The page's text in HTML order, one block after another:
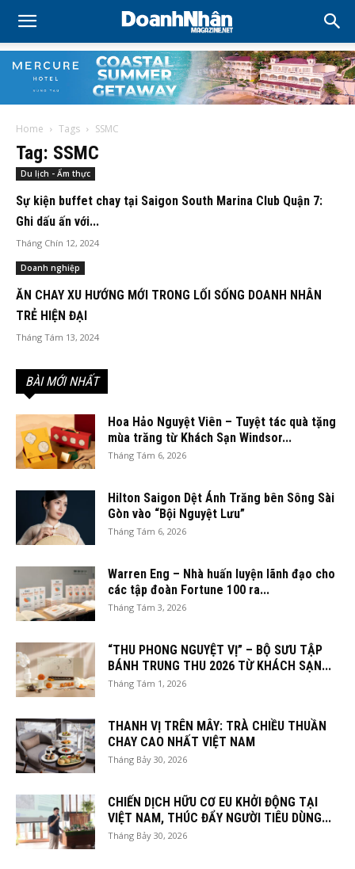
Home Tags SSMC
Tag: SSMC
Du lịch - Ẩm thực
Sự kiện buffet chay tại Saigon South Marina Club Quận 7:
Ghi dấu ấn với...
Tháng Chín 12, 2024
Doanh nghiệp
ĂN CHAY XU HƯỚNG MỚI TRONG LỐI SỐNG DOANH NHÂN
TRẺ HIỆN ĐẠI
Tháng Tám 13, 2024
BÀI MỚI NHẤT
Hoa Hảo Nguyệt Viên – Tuyệt tác quà tặng
mùa trăng từ Khách Sạn Windsor...
Tháng Tám 6, 2026
Hilton Saigon Dệt Ánh Trăng bên Sông Sài
Gòn vào “Bội Nguyệt Lưu”
Tháng Tám 6, 2026
Warren Eng – Nhà huấn luyện lãnh đạo cho
các tập đoàn Fortune 100 ra...
Tháng Tám 3, 2026
“THU PHONG NGUYỆT VỊ” – BỘ SƯU TẬP
BÁNH TRUNG THU 2026 TỪ KHÁCH SẠN...
Tháng Tám 1, 2026
THANH VỊ TRÊN MÂY: TRÀ CHIỀU THUẦN
CHAY CAO NHẤT VIỆT NAM
Tháng Bảy 30, 2026
CHIẾN DỊCH HỮU CƠ EU KHỞI ĐỘNG TẠI
VIỆT NAM, THÚC ĐẨY NGƯỜI TIÊU DÙNG...
Tháng Bảy 30, 2026